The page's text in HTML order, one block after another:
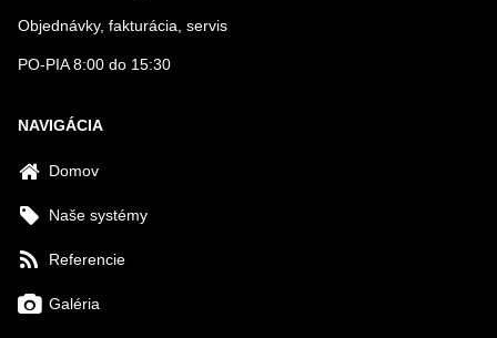
Objednávky, fakturácia, servis
PO-PIA 8:00 do 15:30
NAVIGÁCIA
Domov
Naše systémy
Referencie
Galéria